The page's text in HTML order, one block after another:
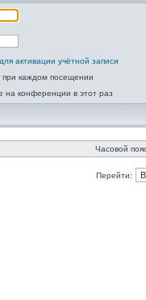
активации учётной записи
при каждом посещении
на конференции в этот раз
Часовой
Перейти: